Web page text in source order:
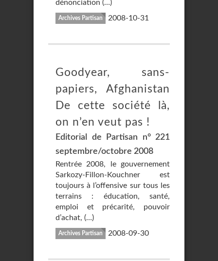
dénonciation (…)
Archives Partisan 2008-10-31
Goodyear, sans-
papiers, Afghanistan
De cette société là,
on n’en veut pas !
Editorial de Partisan n° 221
septembre/octobre 2008
Rentrée 2008, le gouvernement
Sarkozy-Fillon-Kouchner est
toujours à l’offensive sur tous les
terrains : éducation, santé,
emploi et précarité, pouvoir
d’achat, (…)
Archives Partisan 2008-09-30